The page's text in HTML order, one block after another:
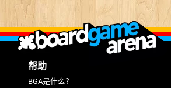
帮助
BGA是什么？